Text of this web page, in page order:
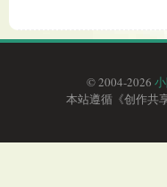
© 2004-2026
本站遵循《创作共